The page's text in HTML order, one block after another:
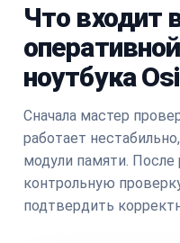
Что входит
ноутбука
Сначала мастер
работает
модули памяти. После
контрольную
подтвердить